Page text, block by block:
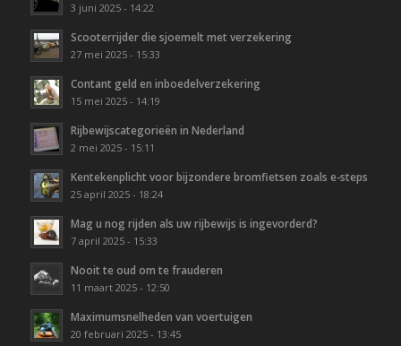
3 juni 2025 - 14:22
Scooterrijder die sjoemelt met verzekering
27 mei 2025 - 15:33
Contant geld en inboedelverzekering
15 mei 2025 - 14:19
Rijbewijscategorieën in Nederland
2 mei 2025 - 15:11
Kentekenplicht voor bijzondere bromfietsen zoals e-steps
25 april 2025 - 18:24
Mag u nog rijden als uw rijbewijs is ingevorderd?
7 april 2025 - 15:33
Nooit te oud om te frauderen
11 maart 2025 - 12:50
Maximumsnelheden van voertuigen
20 februari 2025 - 13:45